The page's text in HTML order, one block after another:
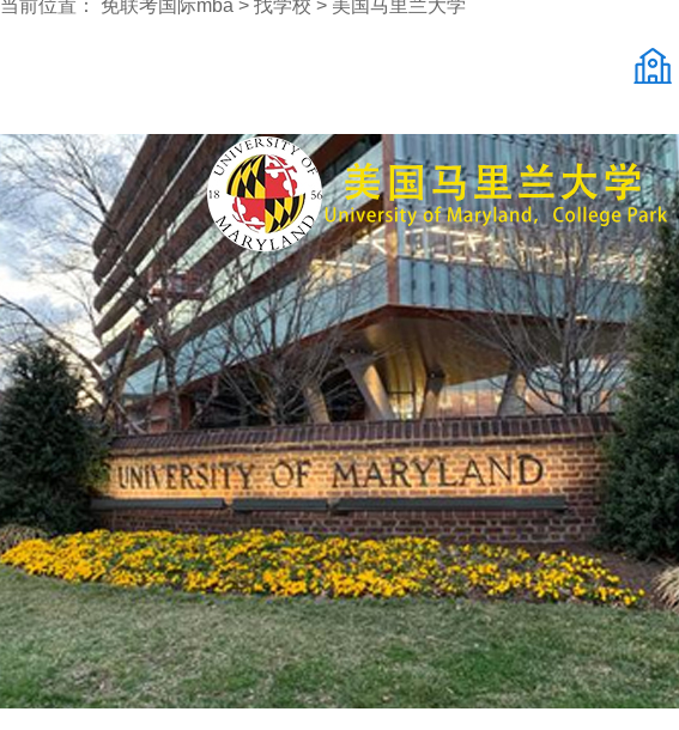
当前位置： 免联考国际mba > 找学校 > 美国马里兰大学